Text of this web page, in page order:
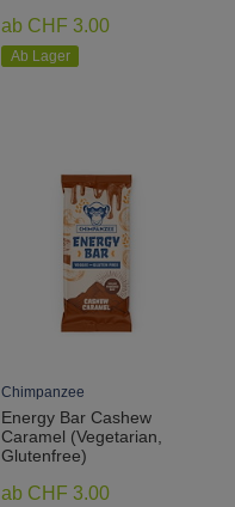
ab CHF 3.00
Ab Lager
Chimpanzee
Energy Bar Cashew
Caramel (Vegetarian,
Glutenfree)
ab CHF 3.00